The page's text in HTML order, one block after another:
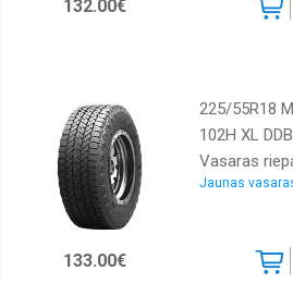
132.00€
225/55R18
102H XL
Vasaras
Jaunas
133.00€